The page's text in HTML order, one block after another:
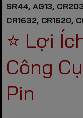
SR44, AG13,
CR1632, CR1620,
⭐ Lợi
Công
Pin